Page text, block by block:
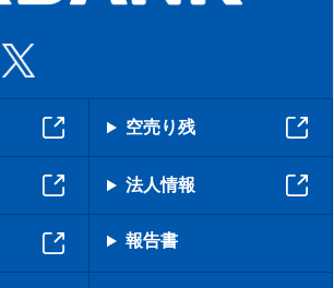
空売り残
法人情報
報告書